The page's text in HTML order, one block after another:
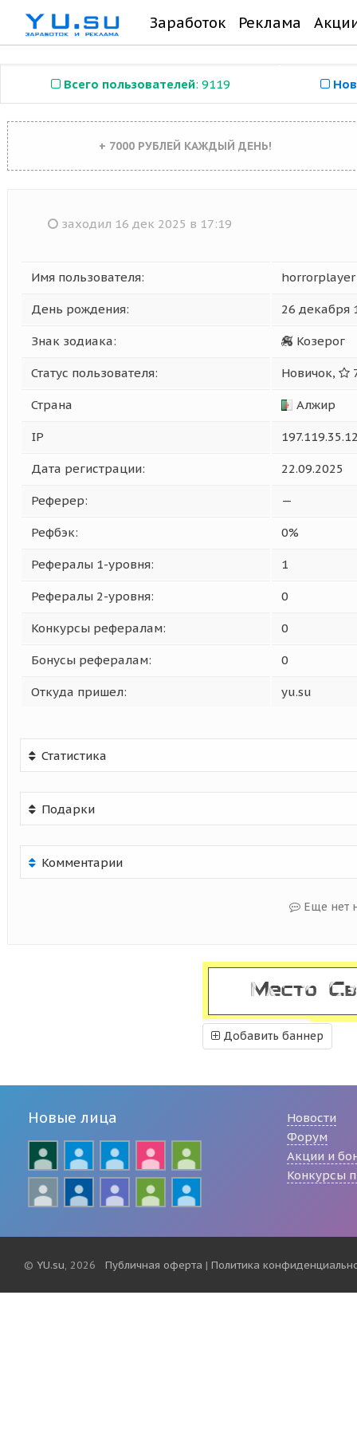
Заработок Реклама
Всего пользователей: 9119
+ 7000 РУБЛЕЙ КАЖДЫЙ ДЕНЬ!
заходил 16 дек 2025 в 17:19
Имя пользователя: horrorplayer
День рождения: 26 декабря
Знак зодиака: Козерог
Статус пользователя: Новичок,
Страна Алжир
IP
Дата регистрации: 22.09.2025
Реферер: —
Рефбэк: 0%
Рефералы 1-уровня: 1
Рефералы 2-уровня: 0
Конкурсы рефералам: 0
Бонусы рефералам: 0
Откуда пришел: yu.su
Статистика
Подарки
Комментарии
Еще нет
Добавить баннер
Новые лица
Новости
Форум
Акции и
Конкурсы
© YU.su, 2026 Публичная оферта | Политика